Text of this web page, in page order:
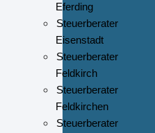
Eferding
Steuerberater
Eisenstadt
Steuerberater
Feldkirch
Steuerberater
Feldkirchen
Steuerberater